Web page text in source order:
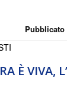
È VIVA,